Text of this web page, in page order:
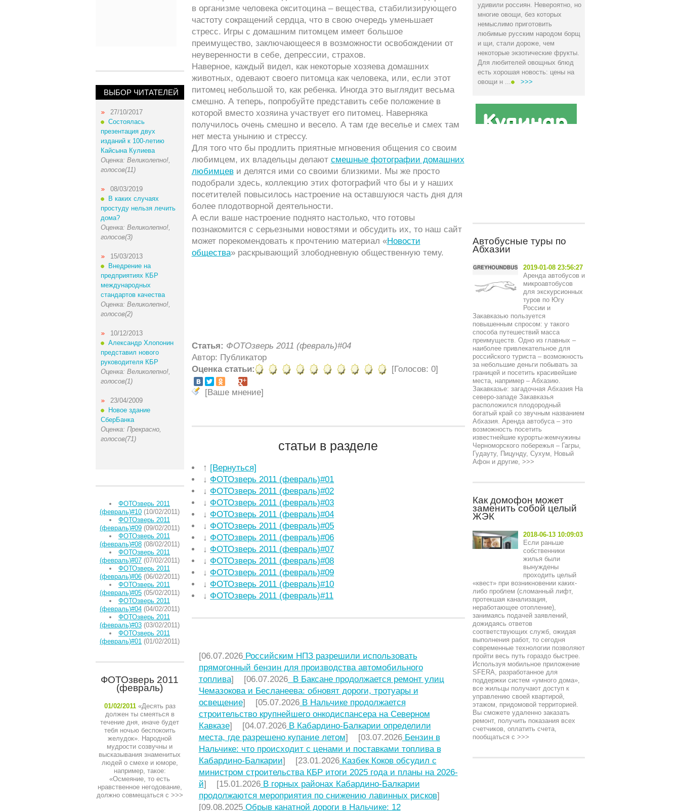
ВЫБОР ЧИТАТЕЛЕЙ
27/10/2017
Состоялась
презентация двух
изданий к 100-летию
Кайсына Кулиева
Оценка: Великолепно!,
голосов(11)
08/03/2019
В каких случаях
простуду нельзя лечить
дома?
Оценка: Великолепно!,
голосов(3)
15/03/2013
Внедрение на
предприятиях КБР
международных
стандартов качества
Оценка: Великолепно!,
голосов(2)
10/12/2013
Александр Хлопонин
представил нового
руководителя КБР
Оценка: Великолепно!,
голосов(1)
23/04/2009
Новое здание
СберБанка
Оценка: Прекрасно,
голосов(71)
ФОТОзверь 2011
(февраль)#10 (10/02/2011)
ФОТОзверь 2011
(февраль)#09 (09/02/2011)
ФОТОзверь 2011
(февраль)#08 (08/02/2011)
ФОТОзверь 2011
(февраль)#07 (07/02/2011)
ФОТОзверь 2011
(февраль)#06 (06/02/2011)
ФОТОзверь 2011
(февраль)#05 (05/02/2011)
ФОТОзверь 2011
(февраль)#04 (04/02/2011)
ФОТОзверь 2011
(февраль)#03 (03/02/2011)
ФОТОзверь 2011
(февраль)#01 (01/02/2011)
ФОТОзверь 2011
(февраль)
01/02/2011 «Десять раз
должен ты смеяться в
течение дня, иначе будет
тебя ночью беспокоить
желудок». Народной
мудрости созвучны и
высказывания знаменитых
людей о смехе и юморе,
например, такое:
«Осмеяние, то есть
нравственное негодование,
должно совмещаться с >>>
в организме человека окситоцина – вещества, стабилизирующего
частоту сокращений сердца, что в свою очередь уменьшает
стресс. Игры с домашним питомцем имеет большое
преимущество, заключающееся в возможности освобождении от
неуверенности в себе, депрессии, страхов.
Наверное, каждый видел, как некоторые хозяева домашних
животных, одевают своего питомца как человека, или, если этот
питомец небольшой то, как ребенка. Иногда это выглядит весьма
смешно. А теперь, попробуйте представить себе положение в
которой вместо хозяина участвует его питомец. Наверняка
получилось очень смешно и весело. А там где веселье и смех там
нет места унынию и стрессу.
Для того что бы продлить приятные мгновения общения со своим
любимцем, их владельцы делают смешные фотографии домашних
любимцеви делятся ими со своими близкими. Мы же просто
подобрали здесь, коллекцию этих фотографий что бы и у наших
посетителей повысилось настроение на оставшуюся часть дня для
более плодотворной деятельности.
А если ваше настроение поднято настолько, что готовы
познакомится с серьезными новостями и обсудить их, то наш сайт
может порекомендовать к прочтению материал «Новости
общества» раскрывающий злободневную общественную тему.
Статья: ФОТОзверь 2011 (февраль)#04
Автор: Публикатор
Оценка статьи:
[Голосов: 0]
[Ваше мнение]
статьи в разделе
↑ [Вернуться]
↓ ФОТОзверь 2011 (февраль)#01
↓ ФОТОзверь 2011 (февраль)#02
↓ ФОТОзверь 2011 (февраль)#03
↓ ФОТОзверь 2011 (февраль)#04
↓ ФОТОзверь 2011 (февраль)#05
↓ ФОТОзверь 2011 (февраль)#06
↓ ФОТОзверь 2011 (февраль)#07
↓ ФОТОзверь 2011 (февраль)#08
↓ ФОТОзверь 2011 (февраль)#09
↓ ФОТОзверь 2011 (февраль)#10
↓ ФОТОзверь 2011 (февраль)#11
[06.07.2026Российским НПЗ разрешили использовать
прямогонный бензин для производства автомобильного
топлива] [06.07.2026В Баксане продолжается ремонт улиц
Чемазокова и Бесланеева: обновят дороги, тротуары и
освещение] [05.07.2026В Нальчике продолжается
строительство крупнейшего онкодиспансера на Северном
Кавказе] [04.07.2026В Кабардино-Балкарии определили
места, где разрешено купание летом] [03.07.2026Бензин в
Нальчике: что происходит с ценами и поставками топлива в
Кабардино-Балкарии] [23.01.2026Казбек Коков обсудил с
министром строительства КБР итоги 2025 года и планы на 2026-
й] [15.01.2026В горных районах Кабардино-Балкарии
продолжаются мероприятия по снижению лавинных рисков]
[09.08.2025Обрыв канатной дороги в Нальчике: 12
удивили россиян. Невероятно, но
многие овощи, без которых
немыслимо приготовить
любимые русским народом борщ
и щи, стали дороже, чем
некоторые экзотические фрукты.
Для любителей овощных блюд
есть хорошая новость: цены на
овощи н ...
>>>
Автобусные туры по
Абхазии
2019-01-08 23:56:27
Аренда автобусов и
микроавтобусов
для экскурсионных
туров по Югу
России и
Закавказью пользуется
повышенным спросом: у такого
способа путешествий масса
преимуществ. Одно из главных –
наиболее привлекательное для
российского туриста – возможность
за небольшие деньги побывать за
границей и посетить красивейшие
места, например – Абхазию.
Закавказье: загадочная Абхазия На
северо-западе Закавказья
расположился плодородный
богатый край со звучным названием
Абхазия. Аренда автобуса – это
возможность посетить
известнейшие курорты-жемчужины
Черноморского побережья – Гагры,
Гудауту, Пицунду, Сухум, Новый
Афон и другие, >>>
Как домофон может
заменить собой целый
ЖЭК
2018-06-13 10:09:03
Если раньше
собственники
жилья были
вынуждены
проходить целый
«квест» при возникновении каких-
либо проблем (сломанный лифт,
протекшая канализация,
неработающее отопление),
занимаясь подачей заявлений,
дожидаясь ответов
соответствующих служб, ожидая
выполнения работ, то сегодня
современные технологии позволяют
пройти весь путь гораздо быстрее.
Используя мобильное приложение
SFERA, разработанное для
поддержки систем «умного дома»,
все жильцы получают доступ к
управлению своей квартирой,
этажом, придомовой территорией.
Вы сможете удаленно заказать
ремонт, получить показания всех
счетчиков, оплатить счета,
пообщаться с >>>